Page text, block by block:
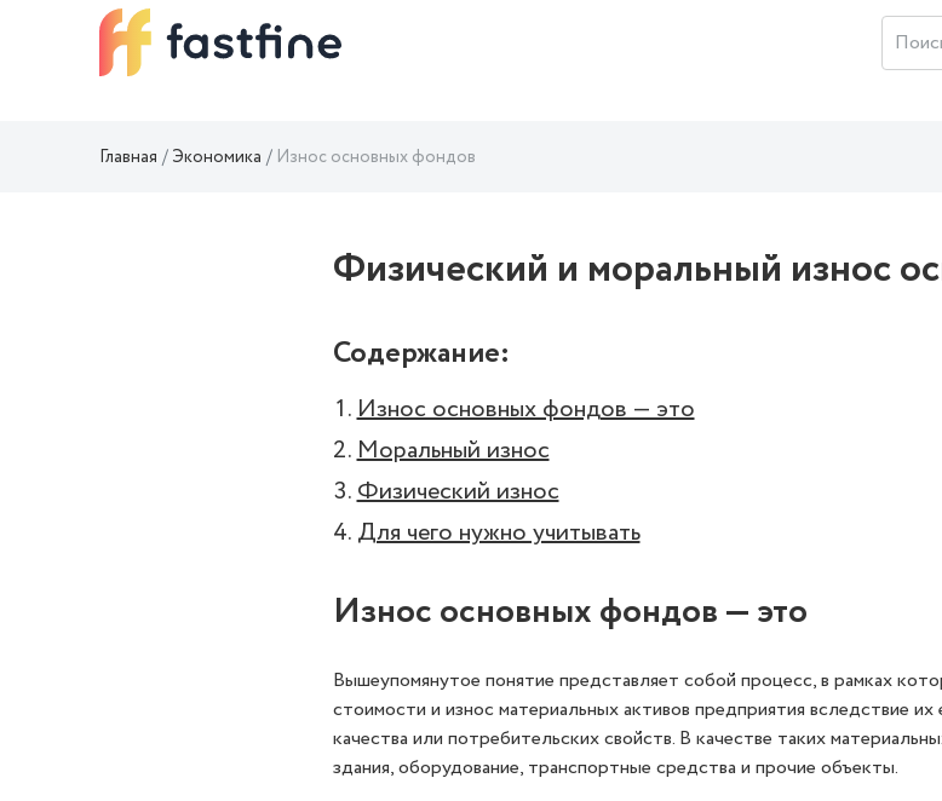
Главная Экономика Износ основных фондов
Физический и моральный износ
Содержание:
Износ основных фондов — это
Моральный износ
Физический износ
Для чего нужно учитывать
Износ основных фондов — это
Вышеупомянутое понятие представляет собой процесс, в рамках
стоимости и износ материальных активов предприятия вследствие их
качества или потребительских свойств. В качестве таких
здания, оборудование, транспортные средства и прочие объекты.